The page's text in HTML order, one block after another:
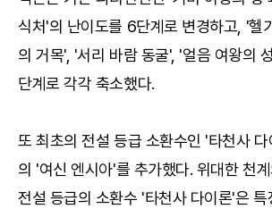
식처'의 난이도를 6단계로 변경하고, '헬
의 거목', '서리 바람 동굴', '얼음 여왕의
단계로 각각 축소했다.
또 최초의 전설 등급 소환수인 '타천사
의 '여신 엔시아'를 추가했다. 위대한 천
전설 등급의 소환수 '타천사 다이론'은